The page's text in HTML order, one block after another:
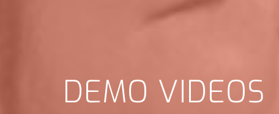
DEMO VIDEOS